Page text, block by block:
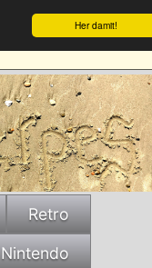
Her damit!
Retro
Nintendo